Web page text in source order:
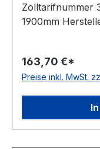
Zolltarifnummer
1900mm
163,70 €*
Preise inkl. MwSt.